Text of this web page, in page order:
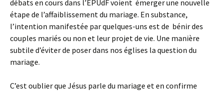
débats en cours dans l’EPUdF voient émerger une nouvelle
étape de l’affaiblissement du mariage. En substance,
l’intention manifestée par quelques-uns est de bénir des
couples mariés ou non et leur projet de vie. Une manière
subtile d’éviter de poser dans nos églises la question du
mariage.
C’est oublier que Jésus parle du mariage et en confirme